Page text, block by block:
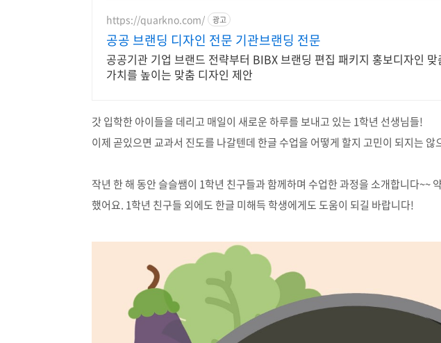
https://quarkno.com/ 광고
공공 브랜딩 디자인 전문 기관브랜딩 전문
공공기관 기업 브랜드 전략부터 BIBX 브랜딩 편집 패키지 홍보디자인
가치를 높이는 맞춤 디자인 제안
갓 입학한 아이들을 데리고 매일이 새로운 하루를 보내고 있는 1학년 선생님들!
이제 곧있으면 교과서 진도를 나갈텐데 한글 수업을 어떻게 할지 고민이 되지는 않으
작년 한 해 동안 슬슬쌤이 1학년 친구들과 함께하며 수업한 과정을 소개합니다~~
했어요. 1학년 친구들 외에도 한글 미해득 학생에게도 도움이 되길 바랍니다!